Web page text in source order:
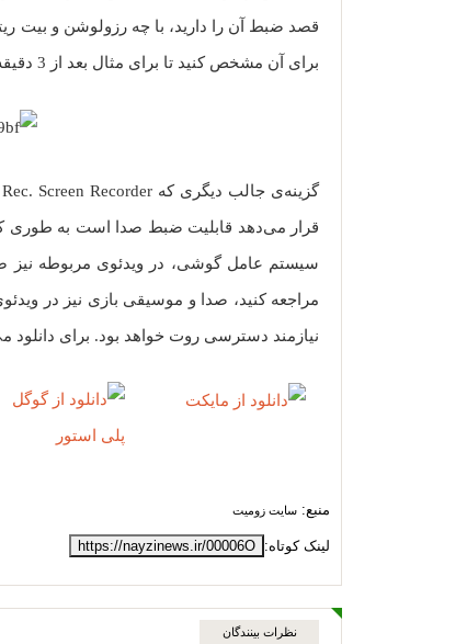
قصد ضبط آن را دارید، با چه رزولوشن و بیت
برای آن مشخص کنید تا برای مثال بعد از 3 دقیقه عملیات ضبط به صورت خودکار متوقف شود.
قرار می‌دهد قابلیت ضبط صدا است به طوری
سیستم عامل گوشی، در ویدئوی مربوطه نیز
مراجعه کنید، صدا و موسیقی بازی نیز در
نیازمند دسترسی روت خواهد بود. برای دانلود
منبع: سایت زومیت
لینک کوتاه: https://nayzinews.ir/00006O
نظرات بینندگان